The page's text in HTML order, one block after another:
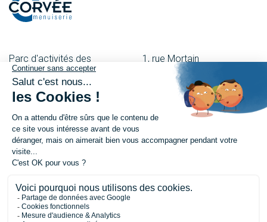
Parc d'activités des
Besnardières
53120 Gorron
02 43 08 00 43
27, rue du Maréchal-Foch
61700 Domfront
02 33 65 57 15
1, rue Mortain
50600 St-Hilaire-Du-
Harcouët
02 33 69 08 55
53500 Ernée
Nous contacter